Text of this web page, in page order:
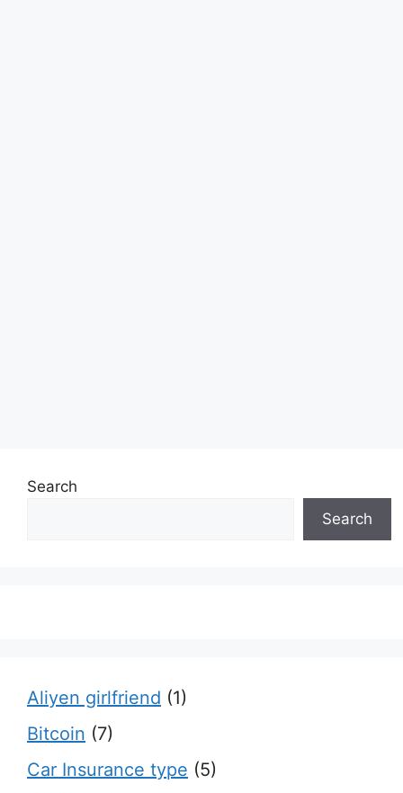
Search
Search
Aliyen girlfriend (1)
Bitcoin (7)
Car Insurance type (5)